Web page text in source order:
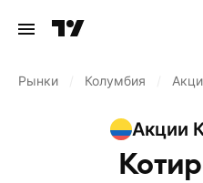
Рынки Колумбия
Акции